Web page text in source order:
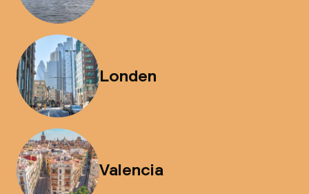
Londen
Valencia